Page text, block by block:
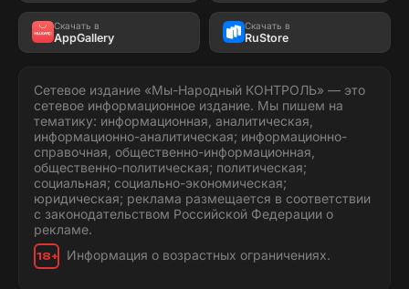
Скачать в
AppGallery
Скачать в
RuStore
Сетевое издание «Мы-Народный КОНТРОЛЬ» — это
сетевое информационное издание. Мы пишем на
тематику: информационная, аналитическая,
информационно-аналитическая; информационно-
справочная, общественно-информационная,
общественно-политическая; политическая;
социальная; социально-экономическая;
юридическая; реклама размещается в соответствии
с законодательством Российской Федерации о
рекламе.
18+ Информация о возрастных ограничениях.